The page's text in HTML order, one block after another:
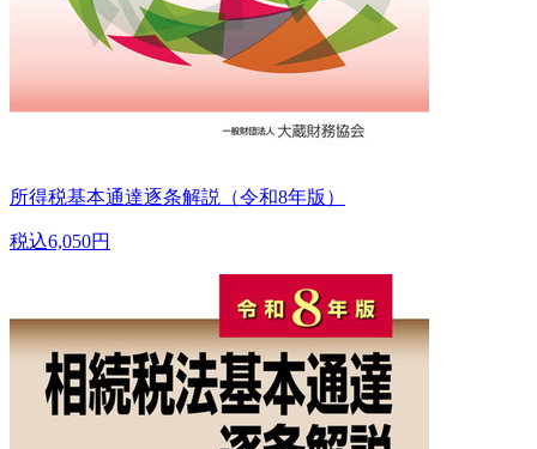
所得税基本通達逐条解説（令和8年版）
税込6,050円